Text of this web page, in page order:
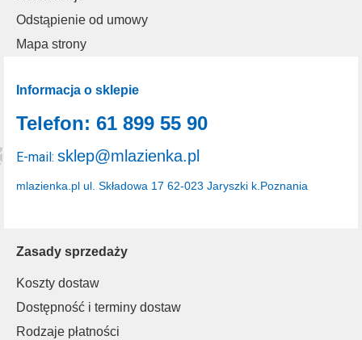
Odstąpienie od umowy
Mapa strony
Zasady sprzedaży
Koszty dostaw
Dostępność i terminy dostaw
Rodzaje płatności
Informacja o sklepie
mlazienka.pl ul. Składowa 17 62-023 Jaryszki k.Poznania
Telefon: 61 899 55 90
E-mail: sklep@mlazienka.pl